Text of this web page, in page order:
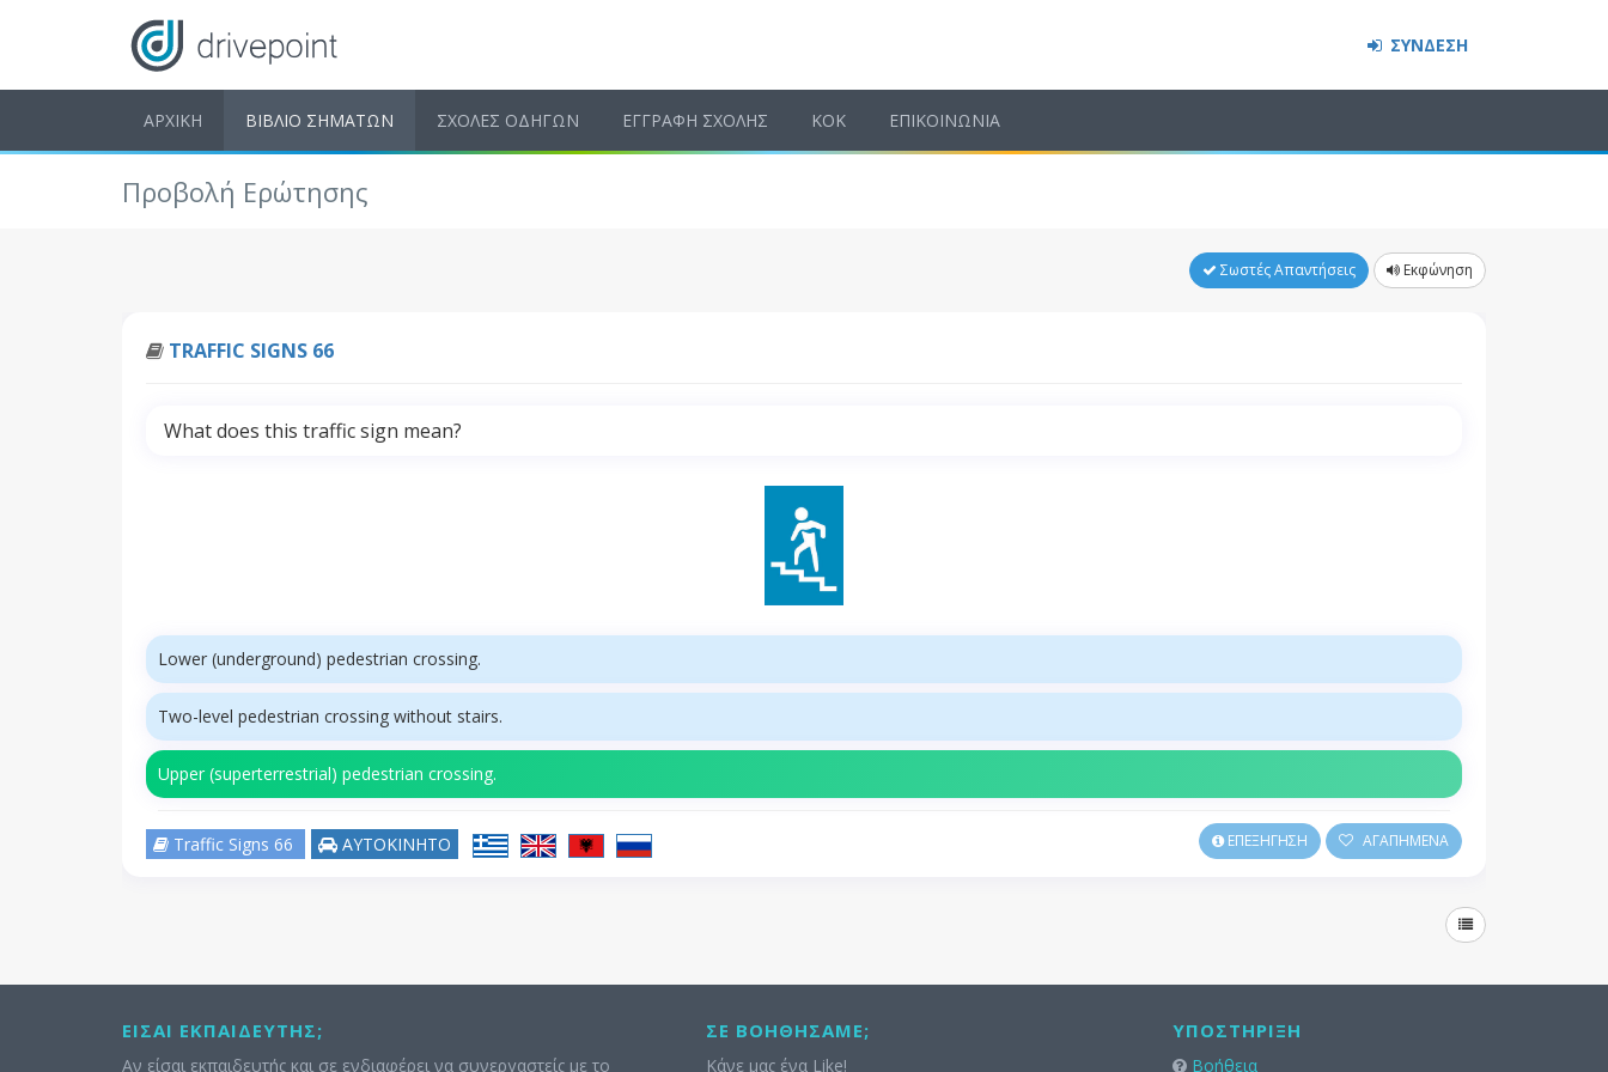
ΣΥΝΔΕΣΗ
ΑΡΧΙΚΗ ΒΙΒΛΙΟ ΣΗΜΑΤΩΝ ΣΧΟΛΕΣ ΟΔΗΓΩΝ ΕΓΓΡΑΦΗ ΣΧΟΛΗΣ ΚΟΚ ΕΠΙΚΟΙΝΩΝΙΑ
Προβολή Ερώτησης
Σωστές Απαντήσεις Εκφώνηση
TRAFFIC SIGNS 66
What does this traffic sign mean?
Lower (underground) pedestrian crossing.
Two-level pedestrian crossing without stairs.
Upper (superterrestrial) pedestrian crossing.
Traffic Signs 66 ΑΥΤΟΚΙΝΗΤΟ ΕΠΕΞΗΓΗΣΗ ΑΓΑΠΗΜΕΝΑ
ΕΊΣΑΙ ΕΚΠΑΙΔΕΥΤΉΣ;
Αν είσαι εκπαιδευτής και σε ενδιαφέρει να συνεργαστείς με το
ΣΕ ΒΟΗΘΉΣΑΜΕ;
Κάνε μας ένα Like!
ΥΠΟΣΤΉΡΙΞΗ
Βοήθεια